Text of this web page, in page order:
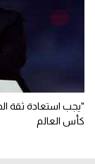
"يجب استعادة ثقة
كأس العالم